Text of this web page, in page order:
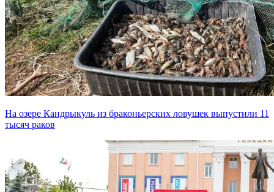
На озере Кандрыкуль из браконьерских ловушек выпустили 11
тысяч раков